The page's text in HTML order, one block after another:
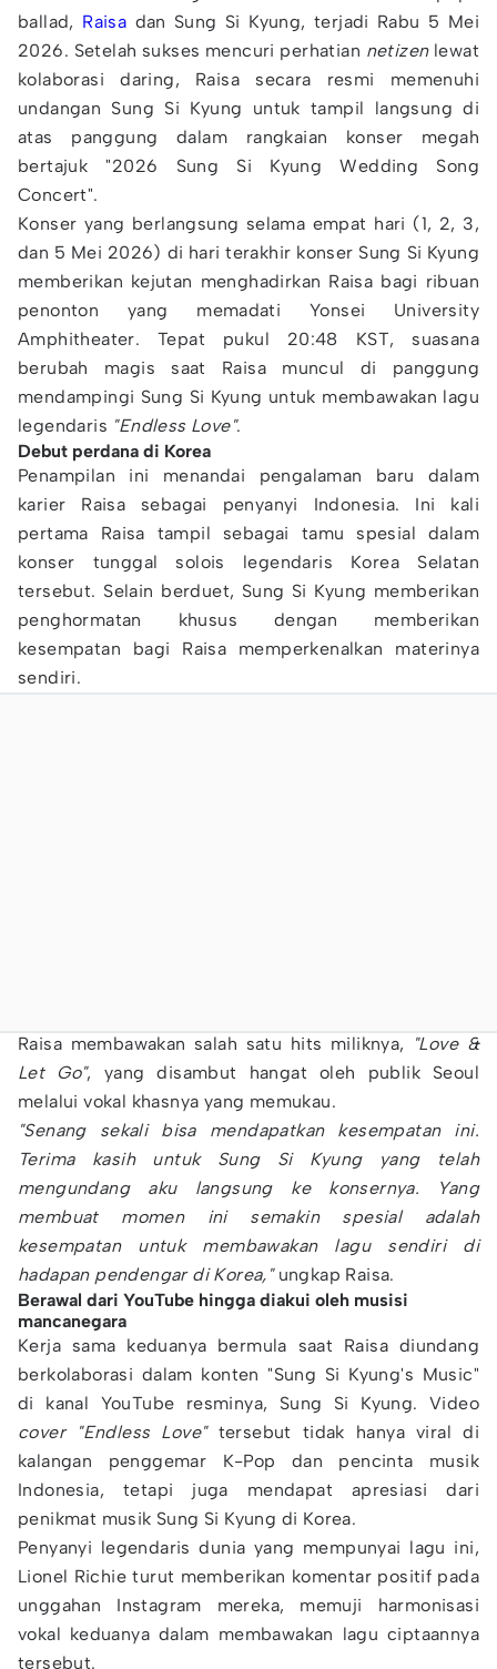
ballad, Raisa dan Sung Si Kyung, terjadi Rabu 5 Mei
2026. Setelah sukses mencuri perhatian netizenlewat
kolaborasi daring, Raisa secara resmi memenuhi
undangan Sung Si Kyung untuk tampil langsung di
atas panggung dalam rangkaian konser megah
bertajuk "2026 Sung Si Kyung Wedding Song
Concert".
Konser yang berlangsung selama empat hari (1, 2, 3,
dan 5 Mei 2026) di hari terakhir konser Sung Si Kyung
memberikan kejutan menghadirkan Raisa bagi ribuan
penonton yang memadati Yonsei University
Amphitheater. Tepat pukul 20:48 KST, suasana
berubah magis saat Raisa muncul di panggung
mendampingi Sung Si Kyung untuk membawakan lagu
legendaris "Endless Love".
Debut perdana di Korea
Penampilan ini menandai pengalaman baru dalam
karier Raisa sebagai penyanyi Indonesia. Ini kali
pertama Raisa tampil sebagai tamu spesial dalam
konser tunggal solois legendaris Korea Selatan
tersebut. Selain berduet, Sung Si Kyung memberikan
penghormatan khusus dengan memberikan
kesempatan bagi Raisa memperkenalkan materinya
sendiri.
Raisa membawakan salah satu hits miliknya,
"Love &
Let Go", yang disambut hangat oleh publik Seoul
melalui vokal khasnya yang memukau.
"Senang sekali bisa mendapatkan kesempatan ini.
Terima kasih untuk Sung Si Kyung yang telah
mengundang aku langsung ke konsernya. Yang
membuat momen ini semakin spesial adalah
kesempatan untuk membawakan lagu sendiri di
hadapan pendengar di Korea," ungkap Raisa.
Berawal dari YouTube hingga diakui oleh musisi
mancanegara
Kerja sama keduanya bermula saat Raisa diundang
berkolaborasi dalam konten "Sung Si Kyung's Music"
di kanal YouTube resminya, Sung Si Kyung. Video
cover "Endless Love"tersebut tidak hanya viral di
kalangan penggemar K-Pop dan pencinta musik
Indonesia, tetapi juga mendapat apresiasi dari
penikmat musik Sung Si Kyung di Korea.
Penyanyi legendaris dunia yang mempunyai lagu ini,
Lionel Richie turut memberikan komentar positif pada
unggahan Instagram mereka, memuji harmonisasi
vokal keduanya dalam membawakan lagu ciptaannya
tersebut.